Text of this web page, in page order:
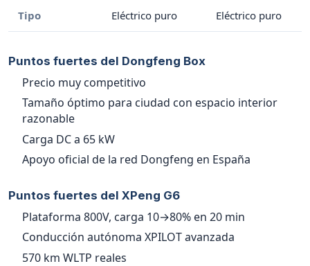
Tipo Eléctrico puro Eléctrico puro
Puntos fuertes del Dongfeng Box
Precio muy competitivo
Tamaño óptimo para ciudad con espacio interior
razonable
Carga DC a 65 kW
Apoyo oficial de la red Dongfeng en España
Puntos fuertes del XPeng G6
Plataforma 800V, carga 10→80% en 20 min
Conducción autónoma XPILOT avanzada
570 km WLTP reales